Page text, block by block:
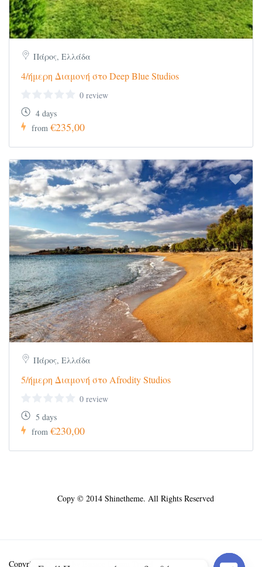
Πάρος, Ελλάδα
4/ήμερη Διαμονή στο Deep Blue Studios
0 review
4 days
from €235,00
Πάρος, Ελλάδα
5/ήμερη Διαμονή στο Afrodity Studios
0 review
5 days
from €230,00
Copy © 2014 Shinetheme. All Rights Reserved
Copyright © 2026 by Escape Dream Travel